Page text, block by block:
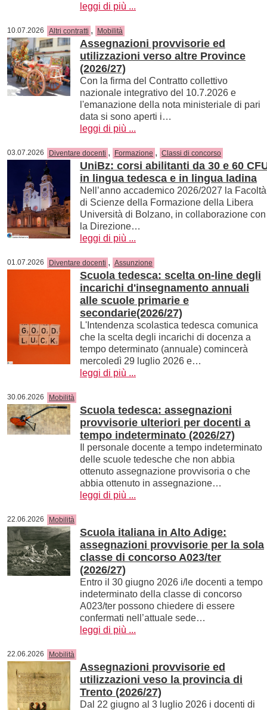
leggi di più ...
10.07.2026 Altri contratti , Mobilità
Assegnazioni provvisorie ed
utilizzazioni verso altre Province
(2026/27)
Con la firma del Contratto collettivo
nazionale integrativo del 10.7.2026 e
l'emanazione della nota ministeriale di pari
data si sono aperti i…
leggi di più ...
03.07.2026 Diventare docenti , Formazione , Classi di concorso
UniBz: corsi abilitanti da 30 e 60
in lingua tedesca e in lingua ladina
Nell’anno accademico 2026/2027 la Facoltà
di Scienze della Formazione della Libera
Università di Bolzano, in collaborazione con
la Direzione…
leggi di più ...
01.07.2026 Diventare docenti , Assunzione
Scuola tedesca: scelta on-line degli
incarichi d'insegnamento annuali
alle scuole primarie e
secondarie(2026/27)
L'Intendenza scolastica tedesca comunica
che la scelta degli incarichi di docenza a
tempo determinato (annuale) comincerà
mercoledì 29 luglio 2026 e…
leggi di più ...
30.06.2026 Mobilità
Scuola tedesca: assegnazioni
provvisorie ulteriori per docenti a
tempo indeterminato (2026/27)
Il personale docente a tempo indeterminato
delle scuole tedesche che non abbia
ottenuto assegnazione provvisoria o che
abbia ottenuto in assegnazione…
leggi di più ...
22.06.2026 Mobilità
Scuola italiana in Alto Adige:
assegnazioni provvisorie per la sola
classe di concorso A023/ter
(2026/27)
Entro il 30 giugno 2026 i/le docenti a tempo
indeterminato della classe di concorso
A023/ter possono chiedere di essere
confermati nell’attuale sede…
leggi di più ...
22.06.2026 Mobilità
Assegnazioni provvisorie ed
utilizzazioni veso la provincia di
Trento (2026/27)
Dal 22 giugno al 3 luglio 2026 i docenti di